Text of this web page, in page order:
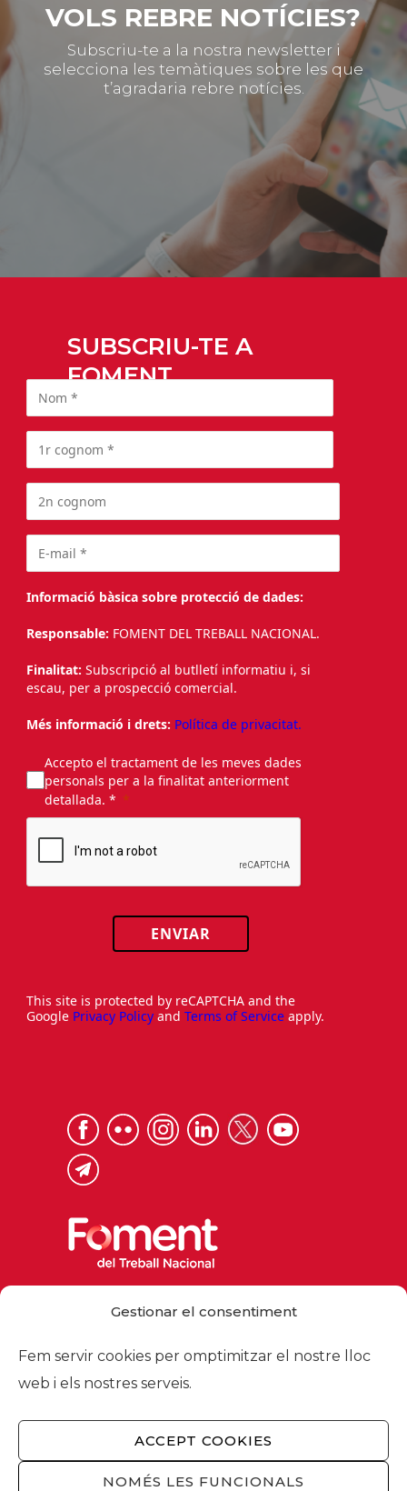
Gestionar el consentiment
Fem servir cookies per omptimitzar el nostre lloc
web i els nostres serveis.
ACCEPT COOKIES
NOMÉS LES FUNCIONALS
VOLS REBRE NOTÍCIES?
Subscriu-te a la nostra newsletter i
selecciona les temàtiques sobre les que
t’agradaria rebre notícies.
SUBSCRIU-TE A
FOMENT
Informació bàsica sobre protecció de dades:
Responsable: FOMENT DEL TREBALL NACIONAL.
Finalitat: Subscripció al butlletí informatiu i, si
escau, per a prospecció comercial.
Més informació i drets: Política de privacitat.
Accepto el tractament de les meves dades
personals per a la finalitat anteriorment
detallada. *
ENVIAR
This site is protected by reCAPTCHA and the
Google Privacy Policy and Terms of Service apply.
foment@foment.com
© 2026 - Foment del Treball Nacional
Nosaltres